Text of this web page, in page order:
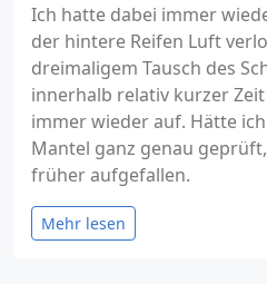
Ich hatte dabei immer
der hintere Reifen Luft
dreimaligem Tausch des
innerhalb relativ kurzer
immer wieder auf. Hätte
Mantel ganz genau
früher aufgefallen.
Mehr lesen